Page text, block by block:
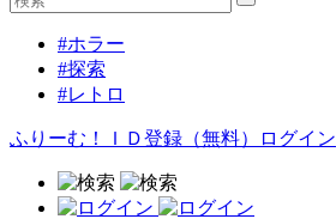
#ホラー
#探索
#レトロ
ふりーむ！ＩＤ登録（無料） ログイン